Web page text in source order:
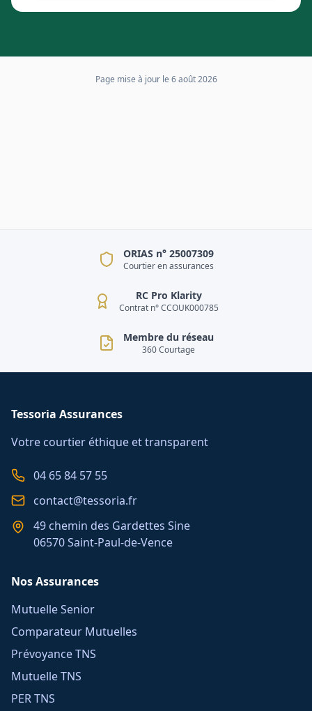
Page mise à jour le 6 août 2026
ORIAS n° 25007309
Courtier en assurances
RC Pro Klarity
Contrat n° CCOUK000785
Membre du réseau
360 Courtage
Tessoria Assurances
Votre courtier éthique et transparent
04 65 84 57 55
contact@tessoria.fr
49 chemin des Gardettes Sine
06570 Saint-Paul-de-Vence
Nos Assurances
Mutuelle Senior
Comparateur Mutuelles
Prévoyance TNS
Mutuelle TNS
PER TNS